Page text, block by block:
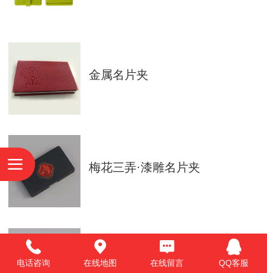
金属名片夹
梅花三弄·漆雕名片夹
牡丹·漆雕名片夹
电话咨询 在线地图 在线留言 QQ客服